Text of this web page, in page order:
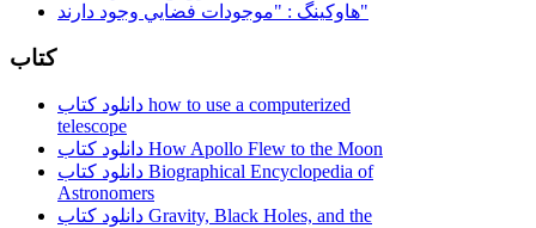
هاوكينگ : "موجودات فضايي وجود دارند"
کتاب
دانلود کتاب how to use a computerized
telescope
دانلود کتاب How Apollo Flew to the Moon
دانلود کتاب Biographical Encyclopedia of
Astronomers
دانلود کتاب Gravity, Black Holes, and the